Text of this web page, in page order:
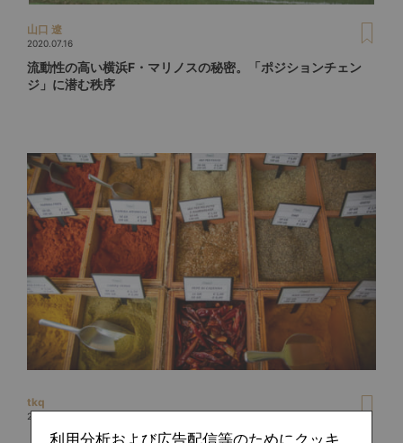
山口 遼
2020.07.16
流動性の高い横浜F・マリノスの秘密。「ポジションチェン
ジ」に潜む秩序
tkq
2020.07.15
「サッカーとは何か」を考えるためのスパイス。 戦術的マサ
利用分析および広告配信等のためにクッキ